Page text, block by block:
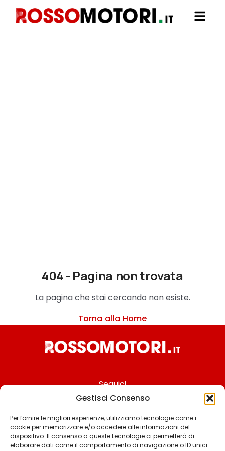
Gestisci Consenso
Per fornire le migliori esperienze, utilizziamo tecnologie come i
cookie per memorizzare e/o accedere alle informazioni del
dispositivo. Il consenso a queste tecnologie ci permetterà di
elaborare dati come il comportamento di navigazione o ID unici
404 - Pagina non trovata
La pagina che stai cercando non esiste.
Torna alla Home
Seguici
Chi siamo